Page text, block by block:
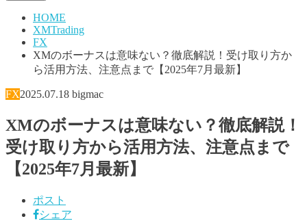
HOME
XMTrading
FX
XMのボーナスは意味ない？徹底解説！受け取り方か
ら活用方法、注意点まで【2025年7月最新】
FX2025.07.18 bigmac
XMのボーナスは意味ない？徹底解説！
受け取り方から活用方法、注意点まで
【2025年7月最新】
ポスト
シェア